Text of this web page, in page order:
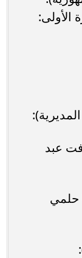
الأولى:
عبد
حلمي